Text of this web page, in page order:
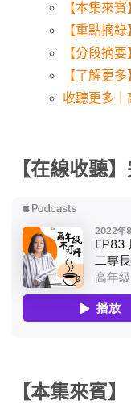
【本集來賓
【重點摘錄
【分段摘要
【了解更多
收聽更多｜
【在線收聽
【本集來賓】